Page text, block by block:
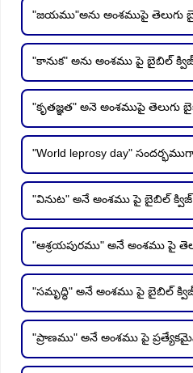
"జయము"అను అంశముపై తెలుగు
"కానుక" అను అంశము పై బైబిల్
"కృతజ్ఞత" అనె అంశముపై తెలుగు
"World leprosy day"
"వినుట" అనే అంశము పై బైబిల్ క్విజ్
"ఆశ్రయపురము" అనే అంశము పై
"సమృద్ధి" అనే అంశము పై బైబిల్
"ప్రాణము" అనే అంశము పై